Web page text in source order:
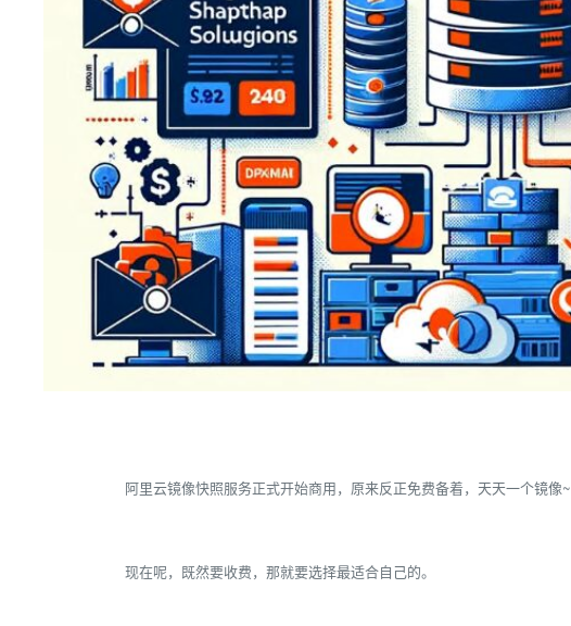
阿里云镜像快照服务正式开始商用，原来反正免费备着，天天一个镜像~
现在呢，既然要收费，那就要选择最适合自己的。